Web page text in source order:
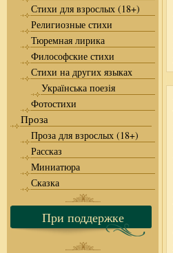
Стихи для взрослых (18+)
Религиозные стихи
Тюремная лирика
Философские стихи
Стихи на других языках
Українська поезія
Фотостихи
Проза
Проза для взрослых (18+)
Рассказ
Миниатюра
Сказка
При поддержке